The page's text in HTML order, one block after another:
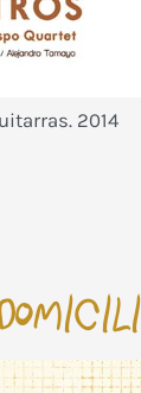
2014